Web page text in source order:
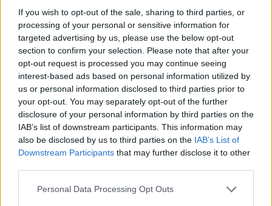
If you wish to opt-out of the sale, sharing to third parties, or
processing of your personal or sensitive information for
targeted advertising by us, please use the below opt-out
section to confirm your selection. Please note that after your
opt-out request is processed you may continue seeing
interest-based ads based on personal information utilized by
us or personal information disclosed to third parties prior to
your opt-out. You may separately opt-out of the further
disclosure of your personal information by third parties on the
IAB’s list of downstream participants. This information may
also be disclosed by us to third parties on the IAB’s List of
Downstream Participants that may further disclose it to other
Please note that this website/app uses one or more Google
Personal Data Processing Opt Outs
gombát. A továbbiakban gyakori kevergetés
mellett fogjuk majd a hozzávalókat ehhez
pirítani.
10 perc elteltével a leve már kezd elfőni, ekkor
dobjuk rá a szejtánt. Sózzuk, borsozzuk a ragut,
ízesítsük majorannával.
Újabb 10 perc elteltével a szejtán kezd
megpirulni, adjuk hozzá az uborkát.
Hagyjuk 10 percig pirulni, majd öntsük le a
tejszínnel.
Jó étvágyat!